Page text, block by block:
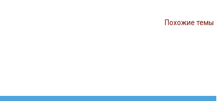
Похожие темы